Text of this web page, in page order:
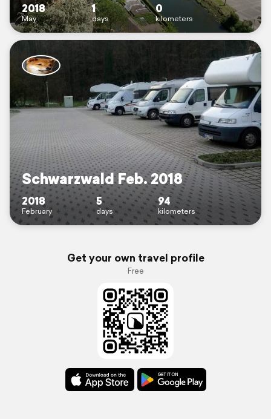
2018
May
1
days
0
kilometers
Schwarzwald Feb. 2018
2018
February
5
days
94
kilometers
Get your own travel profile
Free